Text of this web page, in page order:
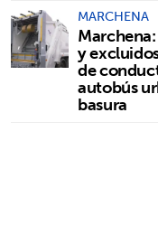
MARCHENA
y
de
autobús
basura